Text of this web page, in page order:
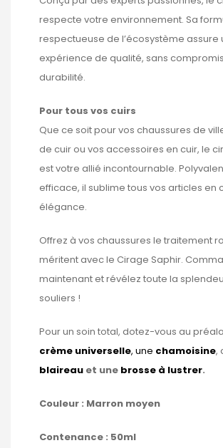
respecte votre environnement. Sa
respectueuse de l’écosystème assure
expérience de qualité, sans
durabilité.
Pour tous vos cuirs
Que ce soit pour vos chaussures de
de cuir ou vos accessoires en cuir, le
est votre allié incontournable.
efficace, il sublime tous vos articles en
élégance.
Offrez à vos chaussures le traitement
méritent avec le Cirage Saphir.
maintenant et révélez toute la
souliers !
Pour un soin total, dotez-vous au
crème universelle, une chamoisine,
blaireau et une brosse à lustrer.
Couleur : Marron moyen
Contenance : 50ml